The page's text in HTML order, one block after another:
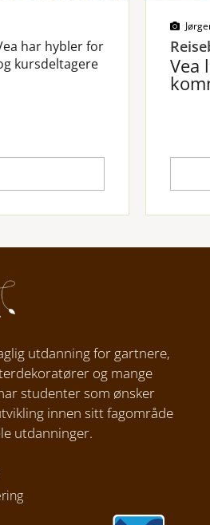
har hybler for
kursdeltagere
Vea
utdanning for gartnere,
og mange
studenter som ønsker
innen sitt fagområde
utdanninger.